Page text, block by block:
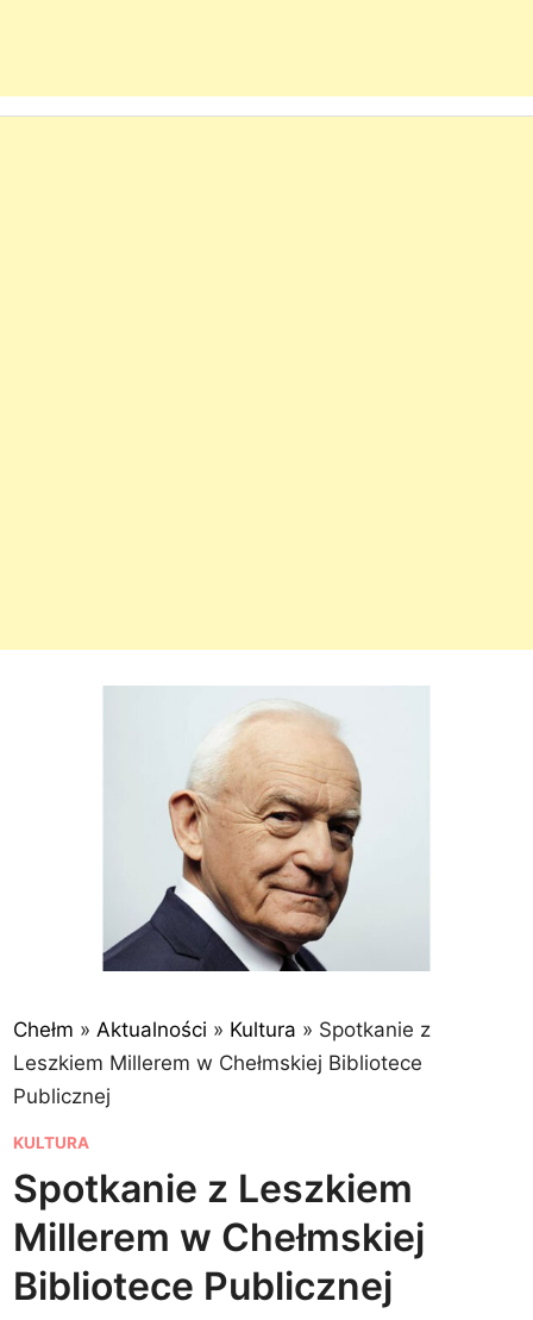
Chełm » Aktualności » Kultura » Spotkanie z
Leszkiem Millerem w Chełmskiej Bibliotece
Publicznej
P
o
s
e
d
KULTURA
Spotkanie z Leszkiem
Millerem w Chełmskiej
Bibliotece Publicznej